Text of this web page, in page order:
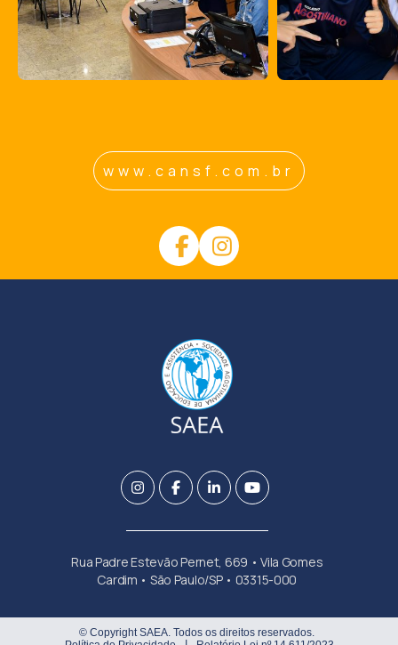
www.cansf.com.br
Rua Padre Estevão Pernet, 669 • Vila Gomes
Cardim • São Paulo/SP • 03315-000
© Copyright SAEA. Todos os direitos reservados.